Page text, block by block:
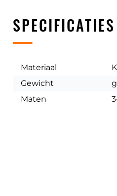
SPECIFICATIES
Materiaal
Gewicht
Maten